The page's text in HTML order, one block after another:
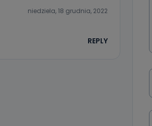
podmiotom trzecim, jak również nie są
z przekazanymi nam danymi?
danych osobowych, mają Państwo prawo do
Państwa oraz uzyskania ich kopii, a
niedziela, 18 grudnia, 2022
REPLY